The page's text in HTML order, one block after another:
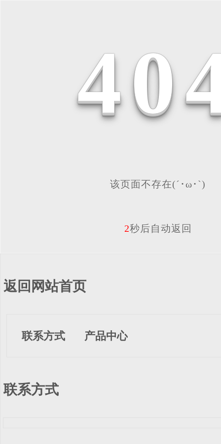
40
该页面不存在(´･ω･`)
2秒后自动返回
返回网站首页
联系方式 产品中心
联系方式